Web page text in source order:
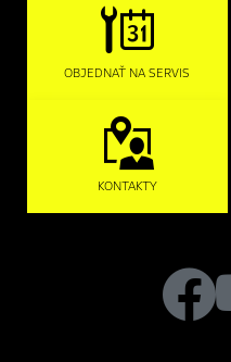
OBJEDNAŤ NA SERVIS
KONTAKTY